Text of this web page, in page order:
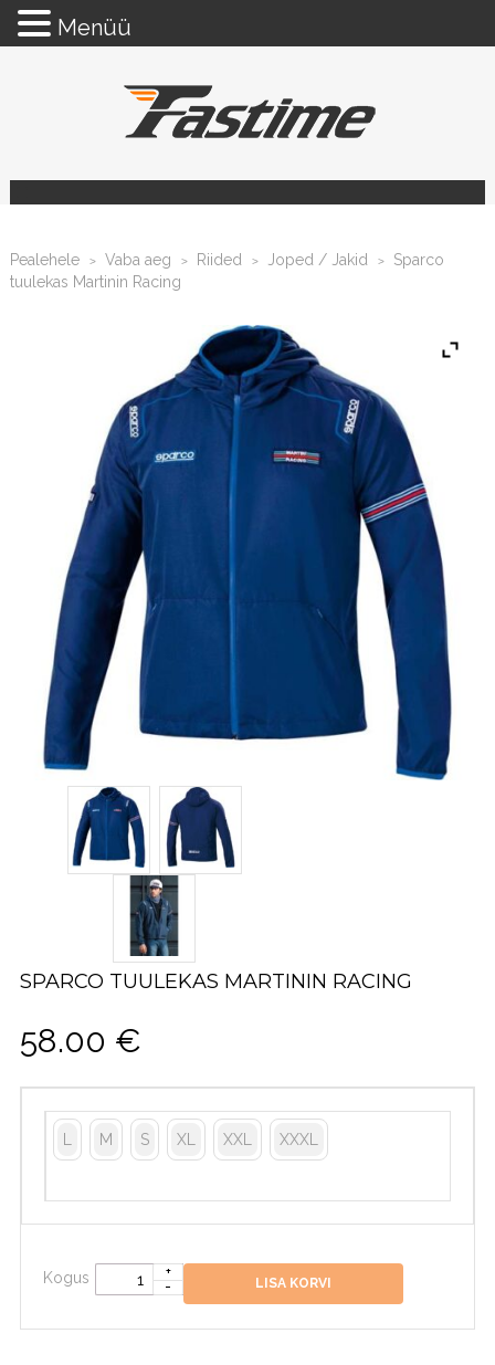
Pealehele > Vaba aeg > Riided > Joped / Jakid >
Sparco
tuulekas Martinin Racing
SPARCO TUULEKAS MARTININ RACING
58.00 €
M S XL XXL XXXL
Kogus LISA KORVI
Menüü